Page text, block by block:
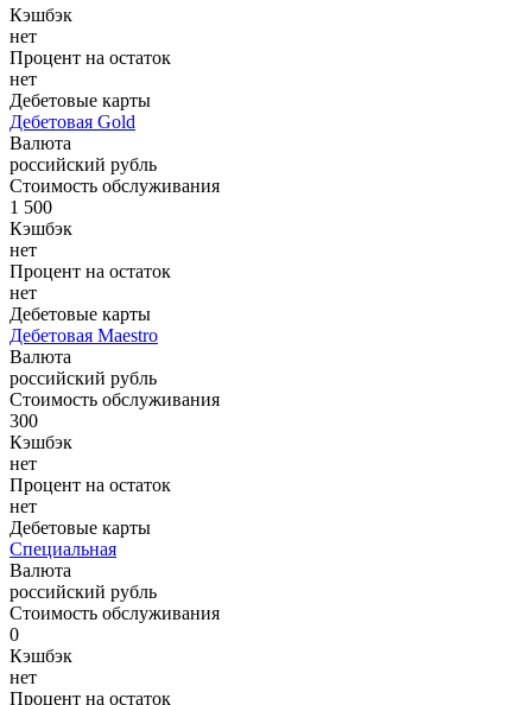
Кэшбэк
нет
Процент на остаток
нет
Дебетовые карты
Дебетовая Gold
Валюта
российский рубль
Стоимость обслуживания
1 500
Кэшбэк
нет
Процент на остаток
нет
Дебетовые карты
Дебетовая Maestro
Валюта
российский рубль
Стоимость обслуживания
300
Кэшбэк
нет
Процент на остаток
нет
Дебетовые карты
Специальная
Валюта
российский рубль
Стоимость обслуживания
0
Кэшбэк
нет
Процент на остаток